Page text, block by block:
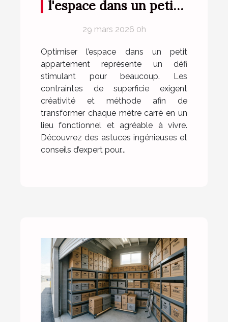
l'espace dans un petit
29 mars 2026 0h
Optimiser l’espace dans un petit
appartement représente un défi
stimulant pour beaucoup. Les
contraintes de superficie exigent
créativité et méthode afin de
transformer chaque mètre carré en un
lieu fonctionnel et agréable à vivre.
Découvrez des astuces ingénieuses et
conseils d’expert pour...